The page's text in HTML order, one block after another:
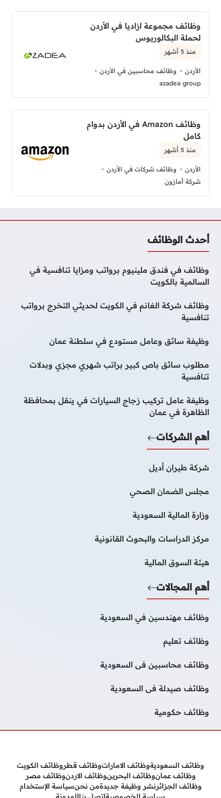
وظائف مجموعة ازاديا في الأردن
لحملة البكالوريوس
منذ 5 أشهر
الأردن
وظائف محاسبين في الأردن
azadea group
وظائف Amazon في الأردن بدوام
كامل
منذ 5 أشهر
الأردن
وظائف شركات في الأردن
شركة أمازون
أحدث الوظائف
وظائف في فندق ملينيوم برواتب ومزايا تنافسية في
السالمية بالكويت
وظائف شركة الغانم في الكويت لحديثي التخرج برواتب
تنافسية
وظيفة سائق وعامل مستودع في سلطنة عمان
مطلوب سائق باص كبير براتب شهري مجزي وبدلات
تنافسية
وظيفة عامل تركيب زجاج السيارات في ينقل بمحافظة
الظاهرة في عمان
أهم الشركات
شركة طيران أديل
مجلس الضمان الصحي
وزارة المالية السعودية
مركز الدراسات والبحوث القانونية
هيئة السوق المالية
أهم المجالات
وظائف مهندسين في السعودية
وظائف تعليم
وظائف محاسبين فى السعودية
وظائف صيدلة فى السعودية
وظائف حكومية
وظائف السعوديةوظائف الاماراتوظائف قطروظائف الكويت
وظائف عمانوظائف البحرينوظائف الاردنوظائف مصر
وظائف الجزائرنشر وظيفة جديدةمن نحنسياسة الإستخدام